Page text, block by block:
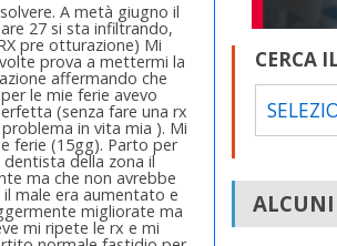
A metà giugno il
27 si sta infiltrando,
pre otturazione) Mi
prova a mettermi la
affermando che
le mie ferie avevo
(senza fare una rx
in vita mia ). Mi
ferie (15gg). Parto per
della zona il
ma che non avrebbe
male era aumentato e
migliorate ma
mi ripete le rx e mi
CERCA